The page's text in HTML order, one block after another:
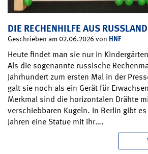
DIE RECHENHILFE AUS RUSSLAND
Geschrieben am 02.06.2026 von HNF
Heute findet man sie nur in
Als die sogenannte russische
Jahrhundert zum ersten Mal in der
galt sie noch als ein Gerät für
Merkmal sind die horizontalen Drähte
verschiebbaren Kugeln. In Berlin gibt
Jahren eine Statue mit ihr….